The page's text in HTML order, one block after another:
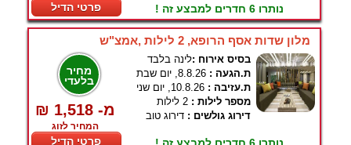
פרטי הדיל נותרו 6 חדרים למבצע זה !
מלון שדות אסף הרופא, 2 לילות ,אמצ"ש
מחיר
בלעדי
₪ 1,518 -מ
המחיר לזוג
פרטי הדיל
בסיס אירוח :לינה בלבד
ת.הגעה : 8.8.26, יום שבת
ת.עזיבה : 10.8.26, יום שני
מספר לילות : 2 לילות
דירוג גולשים : דירוג טוב